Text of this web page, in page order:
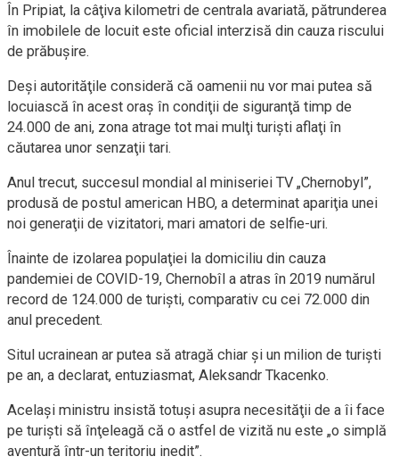
În Pripiat, la câţiva kilometri de centrala avariată, pătrunderea
în imobilele de locuit este oficial interzisă din cauza riscului
de prăbuşire.
Deşi autorităţile consideră că oamenii nu vor mai putea să
locuiască în acest oraş în condiţii de siguranţă timp de
24.000 de ani, zona atrage tot mai mulţi turişti aflaţi în
căutarea unor senzaţii tari.
Anul trecut, succesul mondial al miniseriei TV „Chernobyl”,
produsă de postul american HBO, a determinat apariţia unei
noi generaţii de vizitatori, mari amatori de selfie-uri.
Înainte de izolarea populaţiei la domiciliu din cauza
pandemiei de COVID-19, Chernobîl a atras în 2019 numărul
record de 124.000 de turişti, comparativ cu cei 72.000 din
anul precedent.
Situl ucrainean ar putea să atragă chiar şi un milion de turişti
pe an, a declarat, entuziasmat, Aleksandr Tkacenko.
Acelaşi ministru insistă totuşi asupra necesităţii de a îi face
pe turişti să înţeleagă că o astfel de vizită nu este „o simplă
aventură într-un teritoriu inedit”.